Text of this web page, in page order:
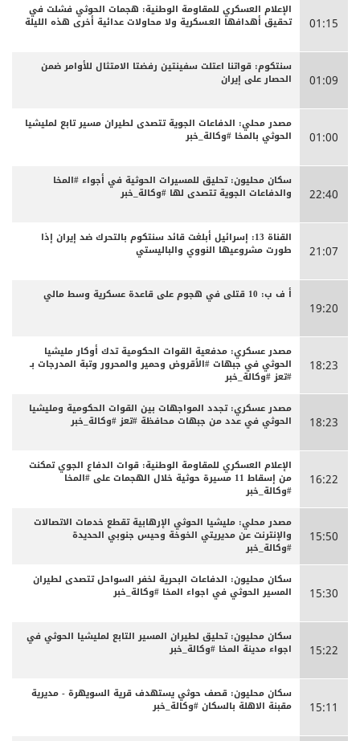
01:15
الإعلام العسكري للمقاومة الوطنية: هجمات الحوثي فشلت في
تحقيق أهدافها العـسكرية ولا محاولات عدائية أخرى هذه الليلة
01:09
سنتكوم: قواتنا اعتلت سفينتين رفضتا الامتثال للأوامر ضمن
الحصار على إيران
01:00
مصدر محلي: الدفاعات الجوية تتصدى لطيران مسير تابع لمليشيا
الحوثي بالمخا #وكالة_خبر
22:40
سكان محليون: تحليق للمسيرات الحوثية في أجواء #المخا
والدفاعات الجوية تتصدى لها #وكالة_خبر
21:07
القناة 13: إسرائيل أبلغت قائد سنتكوم بالتحرك ضد إيران إذا
طورت مشروعيها النووي والباليستي
19:20
أ ف ب: 10 قتلى في هجوم على قاعدة عسكرية وسط مالي
18:23
مصدر عسكري: مدفعية القوات الحكومية تدك أوكار مليشيا
الحوثي في جبهات #الأقروض وحمير والمحرور وتبة المدرجات بـ
#تعز #وكالة_خبر
18:23
مصدر عسكري: تجدد المواجهات بين القوات الحكومية ومليشيا
الحوثي في عدد من جبهات محافظة #تعز #وكالة_خبر
16:22
الإعلام العسكري للمقاومة الوطنية: قوات الدفاع الجوي تمكنت
من إسقاط 11 مسيرة حوثية خلال الهجمات على #المخا
#وكالة_خبر
15:50
مصدر محلي: مليشيا الحوثي الإرهابية تقطع خدمات الاتصالات
والإنترنت عن مديريتي الخوخة وحيس جنوبي الحديدة
#وكالة_خبر
15:30
سكان محليون: الدفاعات البحرية لخفر السواحل تتصدى لطيران
المسير الحوثي في اجواء المخا #وكالة_خبر
15:22
سكان محليون: تحليق لطيران المسير التابع لمليشيا الحوثي في
اجواء مدينة المخا #وكالة_خبر
15:11
سكان محليون: قصف حوثي يستهدف قرية السويهرة - مديرية
مقبنة الاهلة بالسكان #وكالة_خبر